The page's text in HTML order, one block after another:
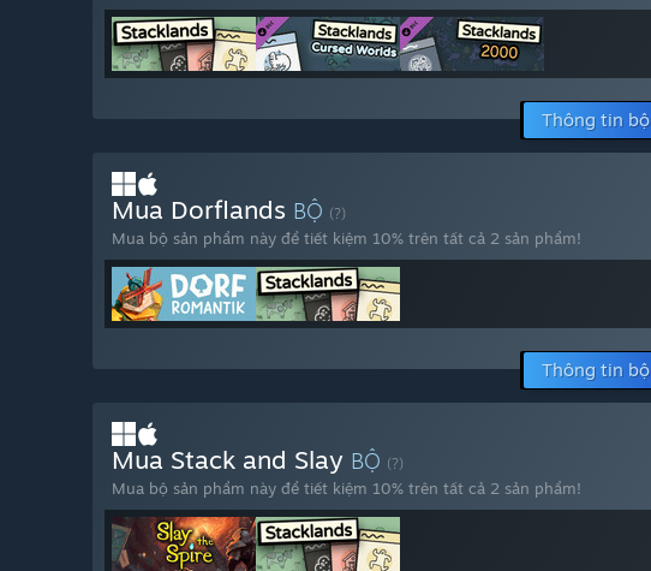
Thông tin bộ
Mua Dorflands BỘ (?)
Mua bộ sản phẩm này để tiết kiệm 10% trên tất cả 2 sản phẩm!
Thông tin bộ
Mua Stack and Slay BỘ (?)
Mua bộ sản phẩm này để tiết kiệm 10% trên tất cả 2 sản phẩm!